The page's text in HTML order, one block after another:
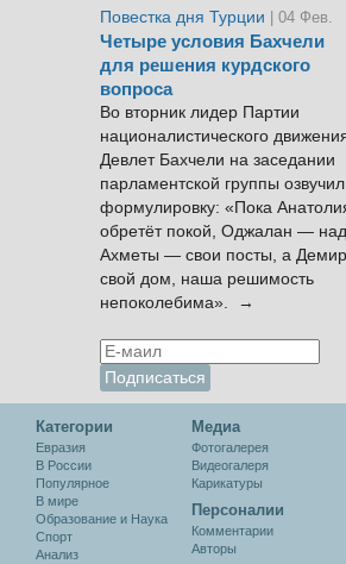
Повестка дня Турции
| 04 Фев.
Четыре условия Бахчели
для решения курдского
вопроса
Во вторник лидер Партии
националистического
Девлет Бахчели на заседании
парламентской группы
формулировку: «Пока
обретёт покой, Оджалан —
Ахметы — свои посты, а
свой дом, наша решимость
непоколебима». →
Категории
Евразия
В России
Популярное
В мире
Образование и Наука
Спорт
Анализ
Медиа
Фотогалерея
Видеогалеря
Карикатуры
Персоналии
Комментарии
Авторы